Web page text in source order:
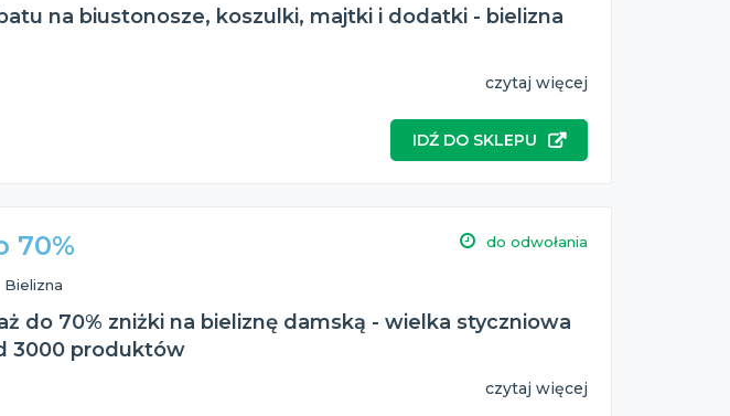
na biustonosze, koszulki, majtki i dodatki - bielizna
czytaj więcej
IDŹ DO SKLEPU
70% do odwołania
Bielizna
do 70% zniżki na bieliznę damską - wielka styczniowa
3000 produktów
czytaj więcej